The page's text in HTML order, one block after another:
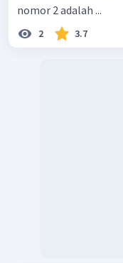
nomor 2 adalah ...
2 3.7